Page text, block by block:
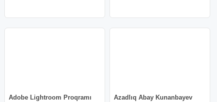
Adobe Lightroom Proqramı
Azadlıq Abay Kunanbayev